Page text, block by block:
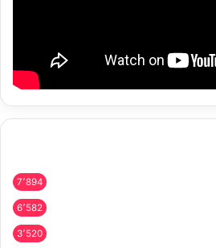
7٬894
6٬582
3٬520